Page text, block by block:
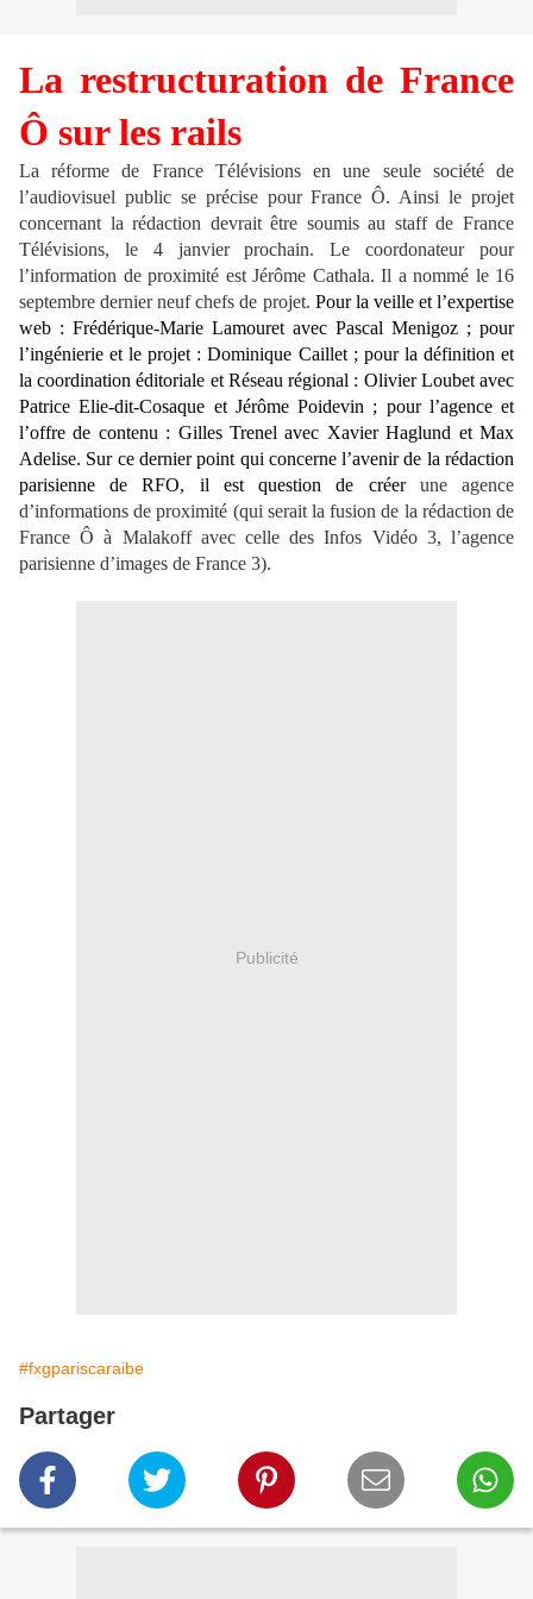
La restructuration de France
Ô sur les rails
La réforme de France Télévisions en une seule société de
l’audiovisuel public se précise pour France Ô. Ainsi le projet
concernant la rédaction devrait être soumis au staff de France
Télévisions, le 4 janvier prochain. Le coordonateur pour
l’information de proximité est Jérôme Cathala. Il a nommé le 16
septembre dernier neuf chefs de projet. Pour la veille et l’expertise
web : Frédérique-Marie Lamouret avec Pascal Menigoz ; pour
l’ingénierie et le projet : Dominique Caillet ; pour la définition et
la coordination éditoriale et Réseau régional : Olivier Loubet avec
Patrice Elie-dit-Cosaque et Jérôme Poidevin ; pour l’agence et
l’offre de contenu : Gilles Trenel avec Xavier Haglund et Max
Adelise. Sur ce dernier point qui concerne l’avenir de la rédaction
parisienne de RFO, il est question de créer
une agence
d’informations de proximité (qui serait la fusion de la rédaction de
France Ô à Malakoff avec celle des Infos Vidéo 3, l’agence
parisienne d’images de France 3).
Publicité
#fxgpariscaraibe
Partager